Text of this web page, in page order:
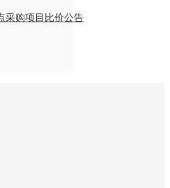
采购项目比价公告